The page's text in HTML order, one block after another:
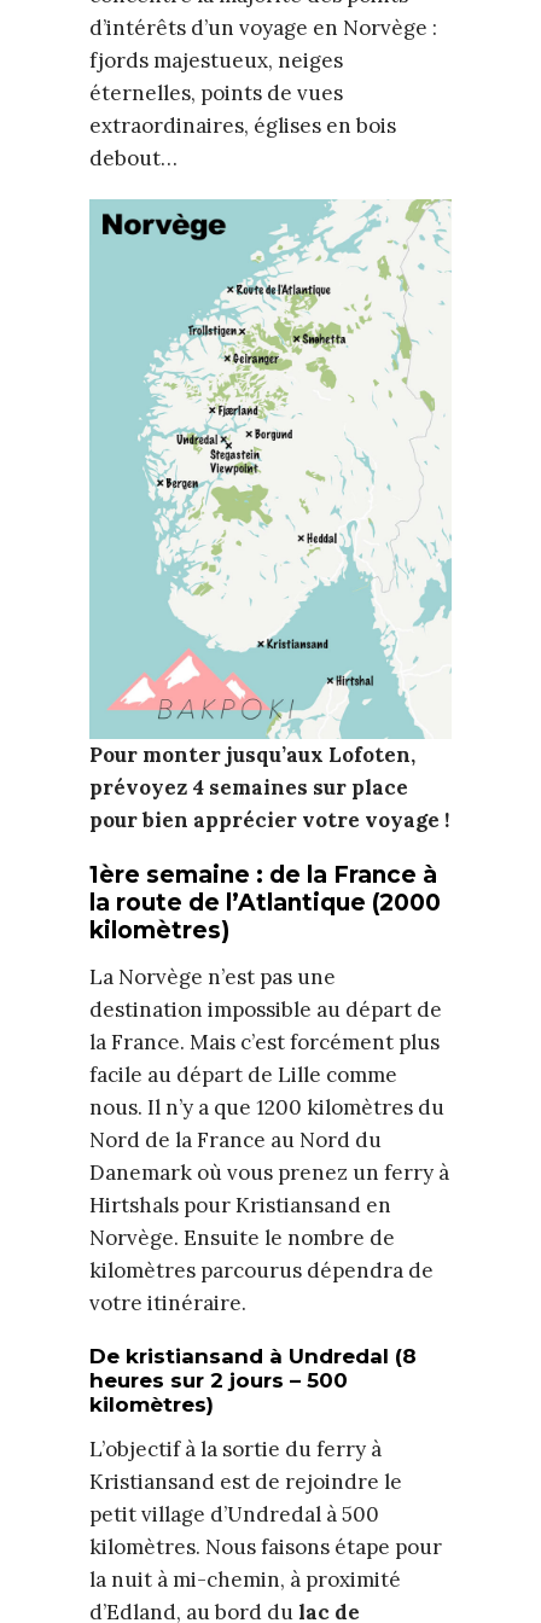
d’intérêts d’un voyage en Norvège :
fjords majestueux, neiges
éternelles, points de vues
extraordinaires, églises en bois
debout…
Pour monter jusqu’aux Lofoten,
prévoyez 4 semaines sur place
pour bien apprécier votre voyage !
1ère semaine : de la France à
la route de l’Atlantique (2000
kilomètres)
La Norvège n’est pas une
destination impossible au départ de
la France. Mais c’est forcément plus
facile au départ de Lille comme
nous. Il n’y a que 1200 kilomètres du
Nord de la France au Nord du
Danemark où vous prenez un ferry à
Hirtshals pour Kristiansand en
Norvège. Ensuite le nombre de
kilomètres parcourus dépendra de
votre itinéraire.
De kristiansand à Undredal (8
heures sur 2 jours – 500
kilomètres)
L’objectif à la sortie du ferry à
Kristiansand est de rejoindre le
petit village d’Undredal à 500
kilomètres. Nous faisons étape pour
la nuit à mi-chemin, à proximité
d’Edland, au bord dulac de